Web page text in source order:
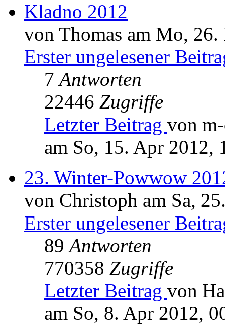
Kladno 2012
von Thomas am Mo,
Erster ungelesener
7Antworten
22446 Zugriffe
Letzter Beitrag von
am So, 15. Apr 2012,
23. Winter-Powwow
von Christoph am Sa,
Erster ungelesener
89Antworten
770358 Zugriffe
Letzter Beitrag von
am So, 8. Apr 2012,